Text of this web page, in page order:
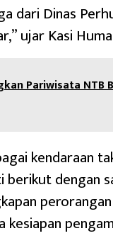
dari Dinas
ujar Kasi
Pariwisata NTB
kendaraan
dengan